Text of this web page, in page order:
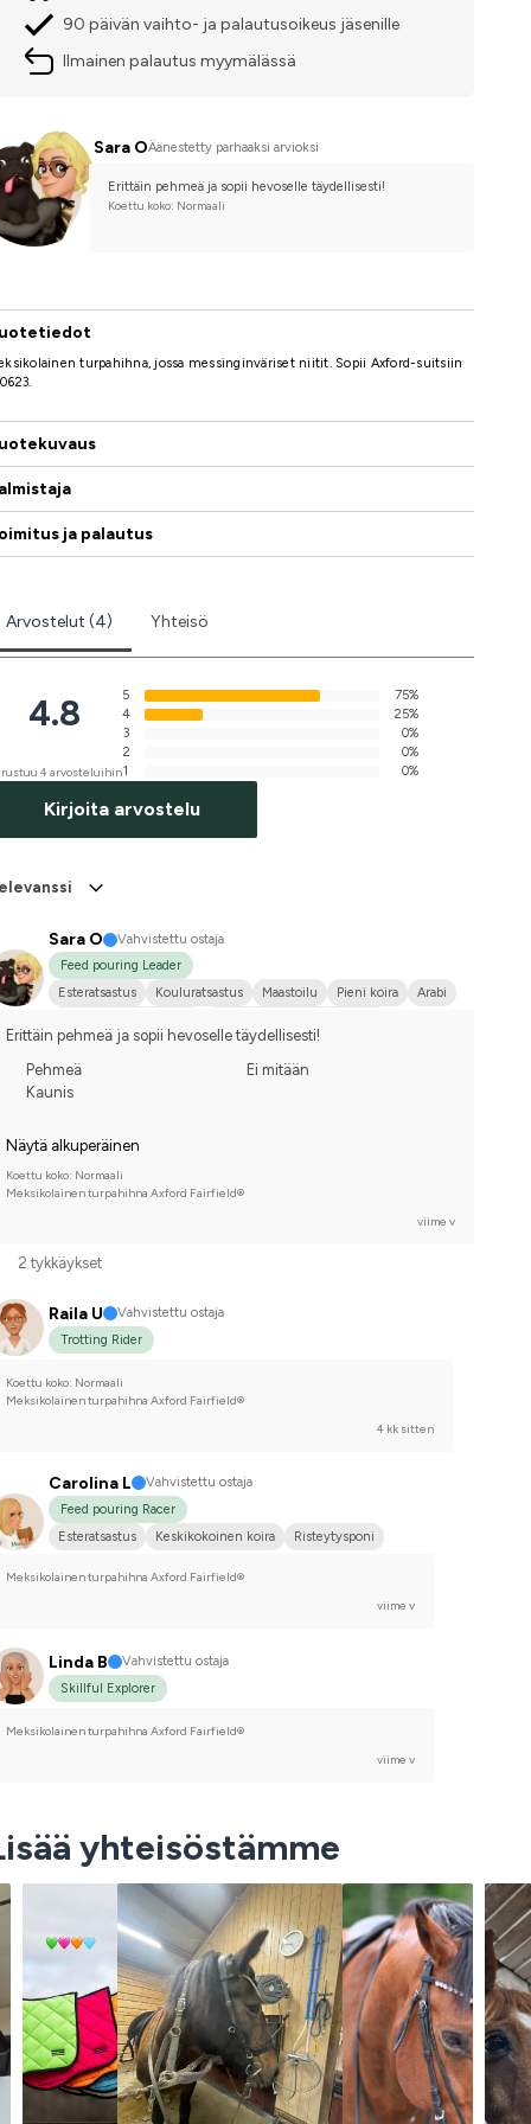
90 päivän vaihto- ja palautusoikeus jäsenille
Ilmainen palautus myymälässä
Sara OÄänestetty parhaaksi arvioksi
Erittäin pehmeä ja sopii hevoselle täydellisesti!
Koettu koko: Normaali
turpahihna, jossa messinginväriset niitit. Sopii Axford-suitsiin
ja palautus
Arvostelut (4) Yhteisö
4.8
4 arvosteluihin
5
75%
4
25%
3
0%
2
0%
1
0%
Kirjoita arvostelu
Sara O
Vahvistettu ostaja
Feed pouring Leader
Esteratsastus
Kouluratsastus Maastoilu Pieni koira
Arabi
Kilpailen harrastetasolla
Erittäin pehmeä ja sopii hevoselle täydellisesti!
Pehmeä
Kaunis
Ei mitään
Näytä alkuperäinen
Koettu koko: Normaali
Meksikolainen turpahihna Axford Fairfield®
viime v
2 tykkäykset
Raila U
Vahvistettu ostaja
Trotting Rider
Koettu koko: Normaali
Meksikolainen turpahihna Axford Fairfield®
4 kk sitten
Carolina L
Vahvistettu ostaja
Feed pouring Racer
Esteratsastus
Keskikokoinen koira Risteytysponi
Meksikolainen turpahihna Axford Fairfield®
viime v
Linda B
Vahvistettu ostaja
Skillful Explorer
Meksikolainen turpahihna Axford Fairfield®
viime v
yhteisöstämme